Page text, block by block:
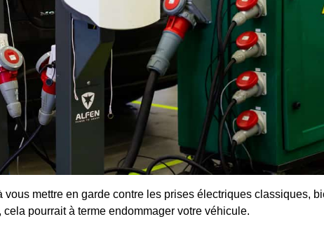
vous mettre en garde contre les prises électriques classiques,
pourrait à terme endommager votre véhicule.